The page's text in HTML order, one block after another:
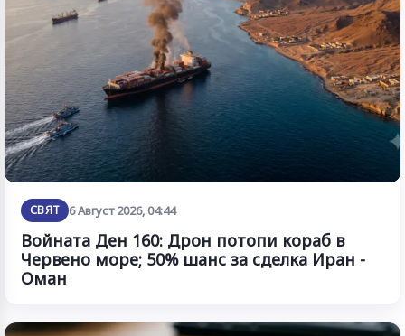
СВЯТ 6 Август 2026, 04:44
Войната Ден 160: Дрон потопи кораб в
Червено море; 50% шанс за сделка Иран -
Оман